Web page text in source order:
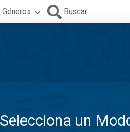
Géneros Buscar
Selecciona un